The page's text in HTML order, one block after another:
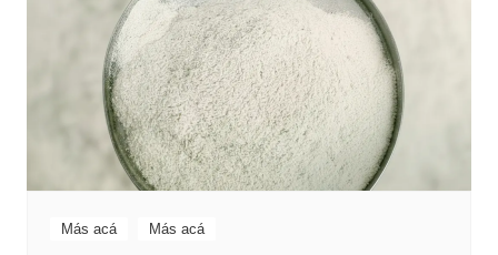
Más acá Más acá